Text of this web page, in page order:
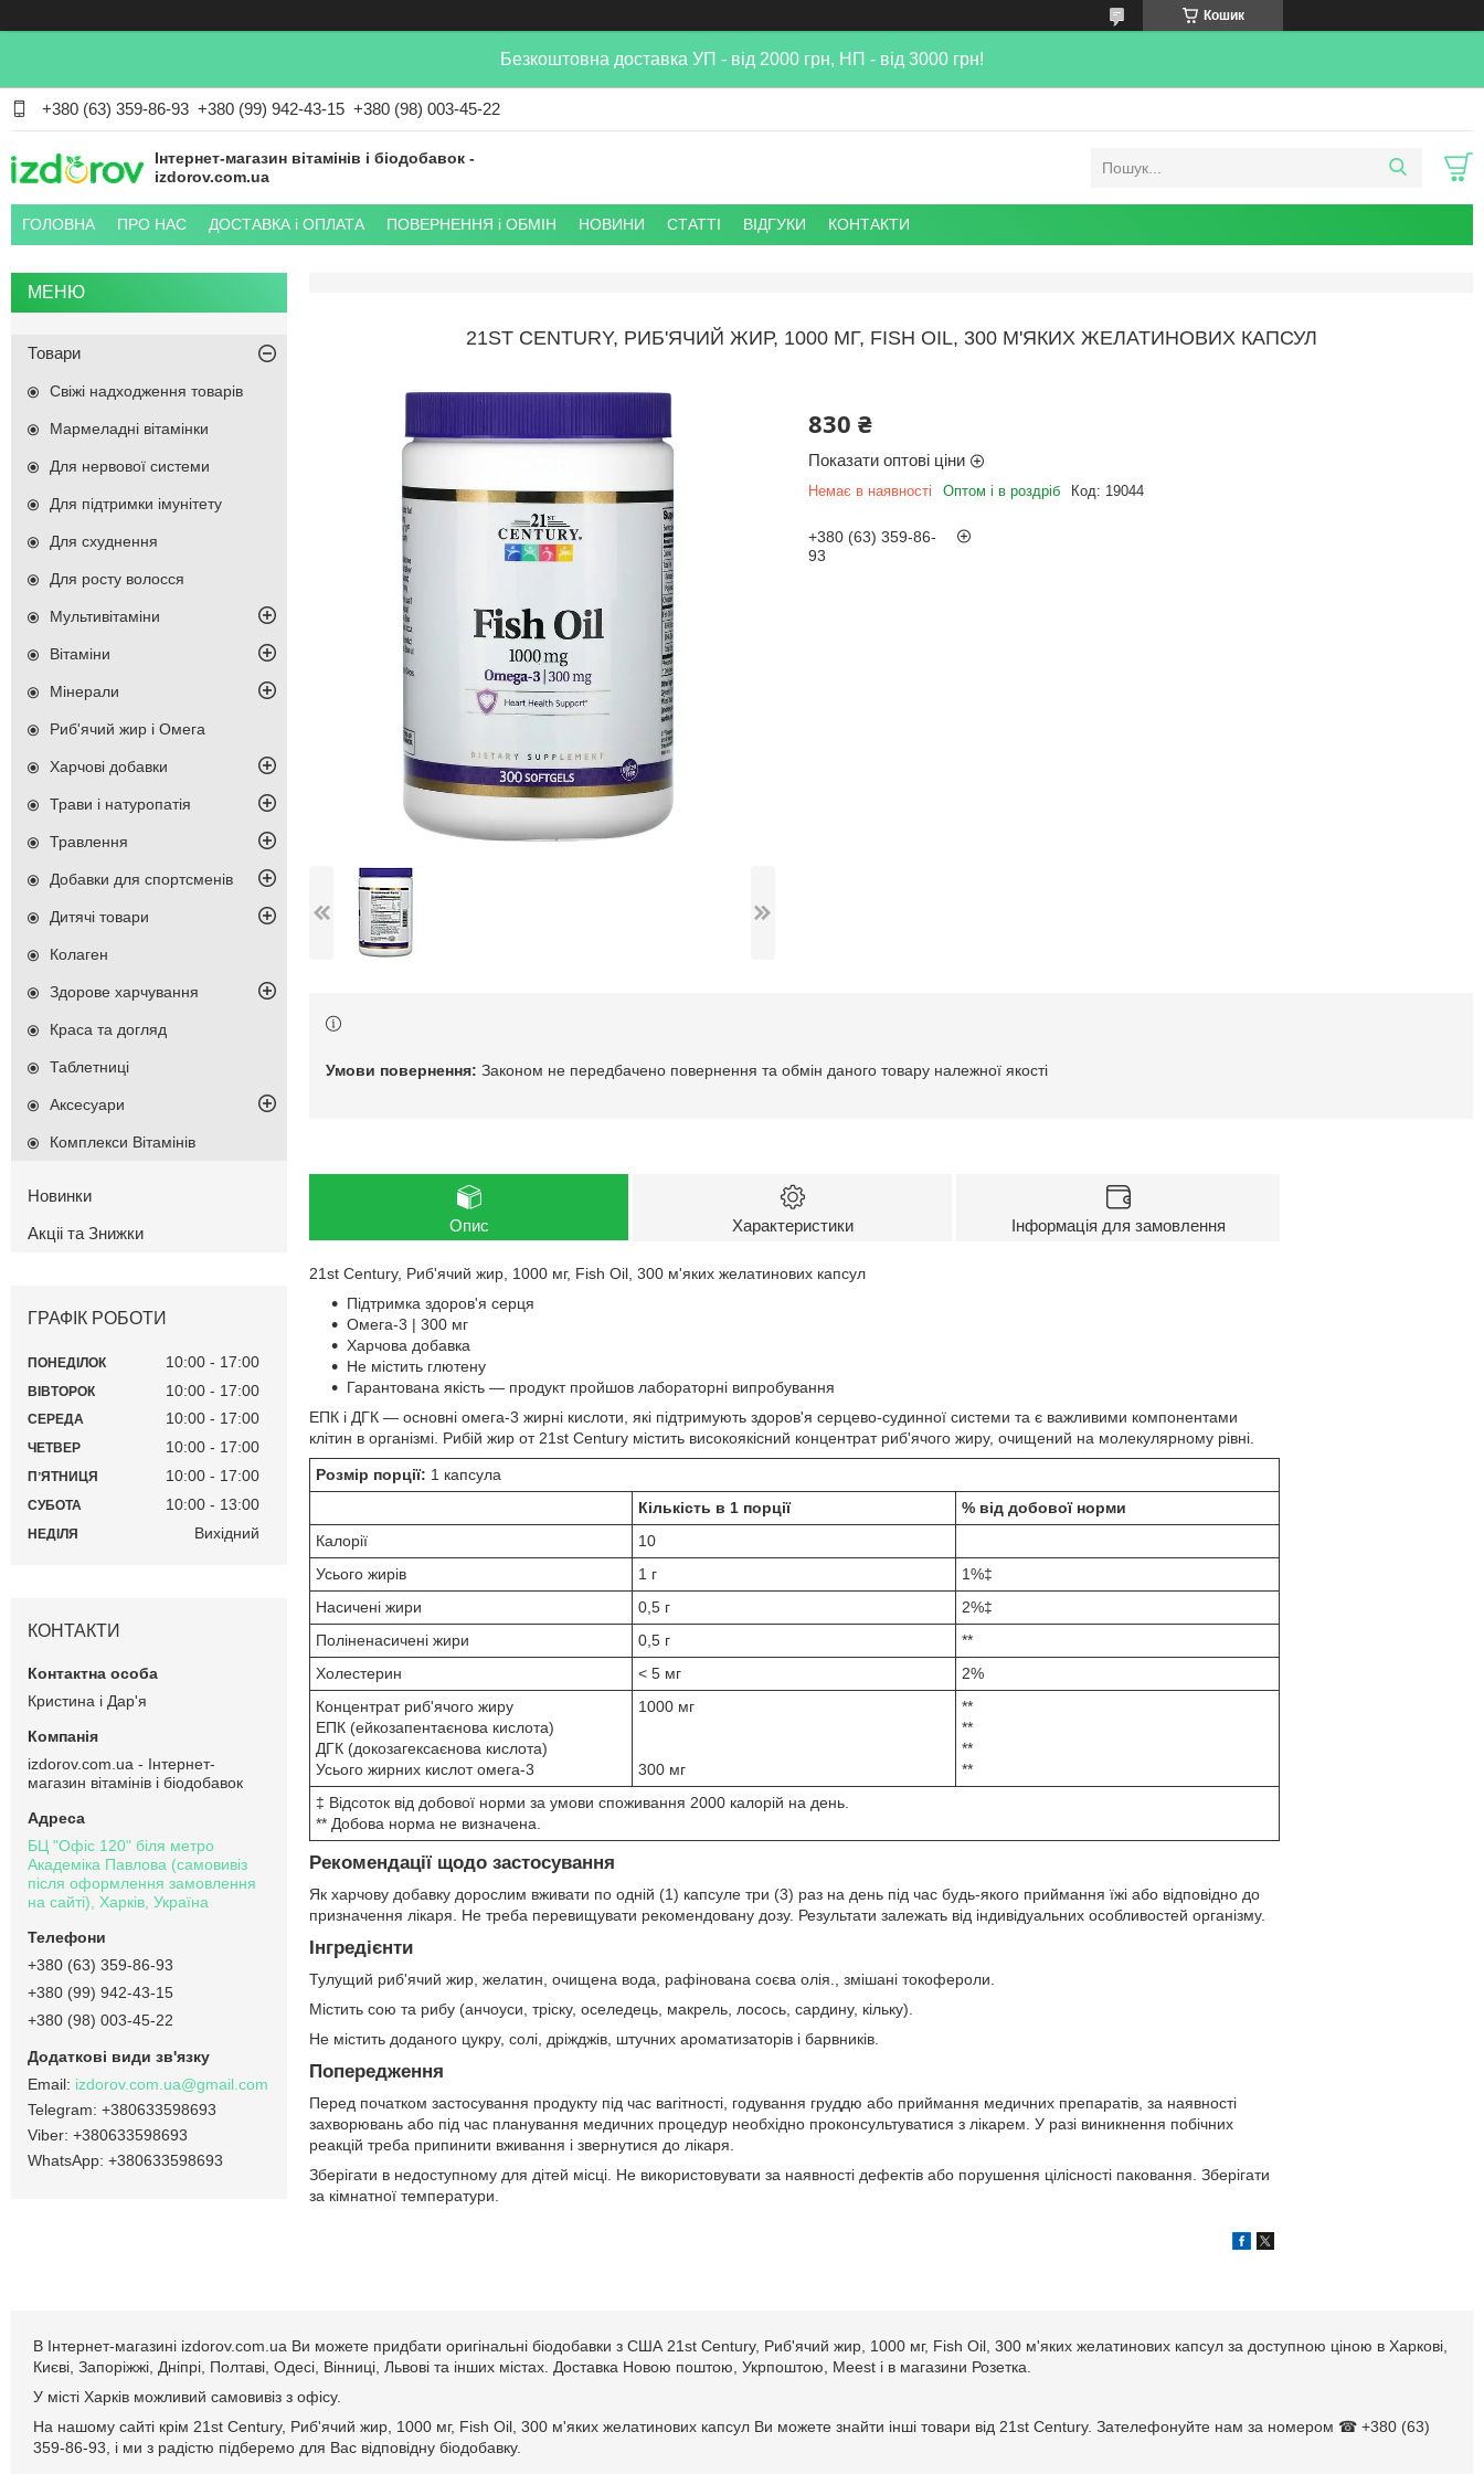
Кошик
Безкоштовна доставка УП - від 2000 грн, НП - від 3000 грн!
+380 (63) 359-86-93 +380 (99) 942-43-15 +380 (98) 003-45-22
Інтернет-магазин вітамінів і біодобавок -
izdorov.com.ua
ГОЛОВНА ПРО НАС ДОСТАВКА і ОПЛАТА ПОВЕРНЕННЯ і ОБМІН НОВИНИ СТАТТІ ВІДГУКИ КОНТАКТИ
21ST CENTURY, РИБ'ЯЧИЙ ЖИР, 1000 МГ, FISH OIL, 300 М'ЯКИХ ЖЕЛАТИНОВИХ КАПСУЛ
830 ₴
Показати оптові ціни
Немає в наявності Оптом і в роздріб Код: 19044
+380 (63) 359-86-
93
Законом не передбачено повернення та обмін даного товару належної якості
Опис Характеристики Інформація для замовлення
21st Century, Риб'ячий жир, 1000 мг, Fish Oil, 300 м'яких желатинових капсул
Підтримка здоров'я серця
Омега-3 | 300 мг
Харчова добавка
Не містить глютену
Гарантована якість — продукт пройшов лабораторні випробування
ЕПК і ДГК — основні омега-3 жирні кислоти, які підтримують здоров'я серцево-судинної системи та є важливими компонентами
клітин в організмі. Рибій жир от 21st Century містить високоякісний концентрат риб'ячого жиру, очищений на молекулярному рівні.
Розмір порції: 1 капсула
Кількість в 1 порції
% від добової норми
Калорії
10
Усього жирів
1 г
1%‡
Насичені жири
0,5 г
2%‡
Поліненасичені жири
0,5 г
**
Холестерин
< 5 мг
2%
Концентрат риб'ячого жиру
ЕПК (ейкозапентаєнова кислота)
ДГК (докозагексаєнова кислота)
Усього жирних кислот омега-3
1000 мг
300 мг
**
**
**
**
‡ Відсоток від добової норми за умови споживання 2000 калорій на день.
** Добова норма не визначена.
Рекомендації щодо застосування
Як харчову добавку дорослим вживати по одній (1) капсуле три (3) раз на день під час будь-якого приймання їжі або відповідно до
призначення лікаря. Не треба перевищувати рекомендовану дозу. Результати залежать від індивідуальних особливостей організму.
Інгредієнти
Тулущий риб'ячий жир, желатин, очищена вода, рафінована соєва олія., змішані токофероли.
Містить сою та рибу (анчоуси, тріску, оселедець, макрель, лосось, сардину, кільку).
Не містить доданого цукру, солі, дріжджів, штучних ароматизаторів і барвників.
Попередження
Перед початком застосування продукту під час вагітності, годування груддю або приймання медичних препаратів, за наявності
захворювань або під час планування медичних процедур необхідно проконсультуватися з лікарем. У разі виникнення побічних
реакцій треба припинити вживання і звернутися до лікаря.
Зберігати в недоступному для дітей місці. Не використовувати за наявності дефектів або порушення цілісності паковання. Зберігати
за кімнатної температури.
Товари
Свіжі надходження товарів
Мармеладні вітамінки
Для нервової системи
Для підтримки імунітету
Для схуднення
Для росту волосся
Мультивітаміни
Вітаміни
Мінерали
Риб'ячий жир і Омега
Харчові добавки
Трави і натуропатія
Травлення
Добавки для спортсменів
Дитячі товари
Колаген
Здорове харчування
Краса та догляд
Таблетниці
Аксесуари
Комплекси Вітамінів
Новинки
Акціі та Знижки
ГРАФІК РОБОТИ
ПОНЕДІЛОК 10:00 17:00
ВІВТОРОК 10:00 17:00
СЕРЕДА 10:00 17:00
ЧЕТВЕР 10:00 17:00
ПʼЯТНИЦЯ 10:00 17:00
СУБОТА 10:00 13:00
НЕДІЛЯ Вихідний
КОНТАКТИ
Кристина і Дар'я
izdorov.com.ua - Інтернет-
магазин вітамінів і біодобавок
БЦ "Офіс 120" біля метро
Академіка Павлова (самовивіз
після оформлення замовлення
на сайті), Харків, Україна
+380 (63) 359-86-93
+380 (99) 942-43-15
+380 (98) 003-45-22
izdorov.com.ua@gmail.com
+380633598693
+380633598693
+380633598693
В Інтернет-магазині izdorov.com.ua Ви можете придбати оригінальні біодобавки з США 21st Century, Риб'ячий жир, 1000 мг, Fish Oil, 300 м'яких желатинових капсул за доступною ціною в Харкові,
Києві, Запоріжжі, Дніпрі, Полтаві, Одесі, Вінниці, Львові та інших містах. Доставка Новою поштою, Укрпоштою, Meest і в магазини Розетка.
У місті Харків можливий самовивіз з офісу.
На нашому сайті крім 21st Century, Риб'ячий жир, 1000 мг, Fish Oil, 300 м'яких желатинових капсул Ви можете знайти інші товари від 21st Century. Зателефонуйте нам за номером ☎ +380 (63)
359-86-93, і ми з радістю підберемо для Вас відповідну біодобавку.